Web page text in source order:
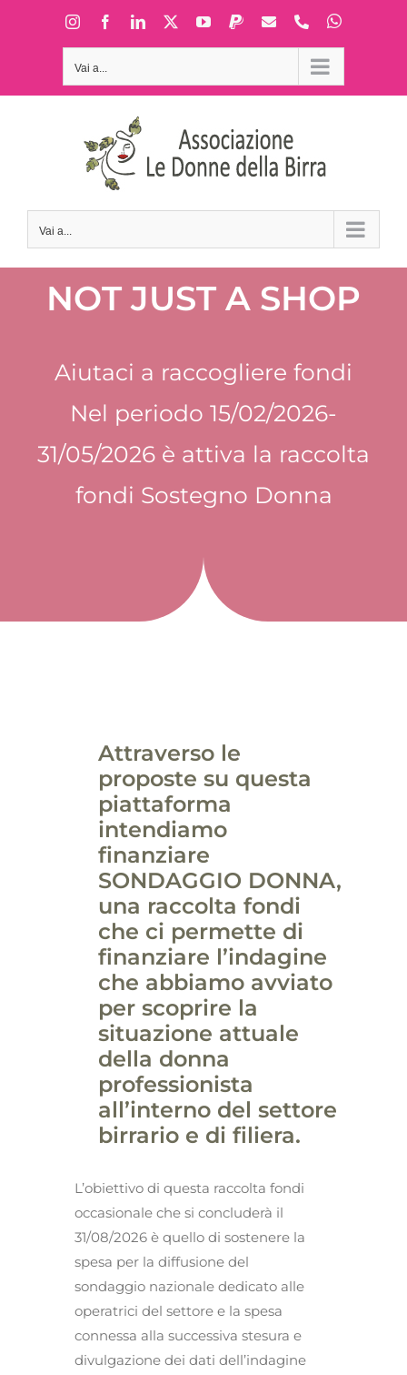
InstagramFacebookLinkedIn YouTube
PayPalEmail PhoneWhatsApp
Vai a...
Vai a...
NOT JUST A SHOP
Aiutaci a raccogliere fondi
Nel periodo 15/02/2026-
31/05/2026 è attiva la raccolta
fondi Sostegno Donna
Attraverso le
proposte su questa
piattaforma
intendiamo
finanziare
SONDAGGIO DONNA,
una raccolta fondi
che ci permette di
finanziare l’indagine
che abbiamo avviato
per scoprire la
situazione attuale
della donna
professionista
all’interno del settore
birrario e di filiera.
L’obiettivo di questa raccolta fondi
occasionale che si concluderà il
31/08/2026 è quello di sostenere la
spesa per la diffusione del
sondaggio nazionale dedicato alle
operatrici del settore e la spesa
connessa alla successiva stesura e
divulgazione dei dati dell’indagine